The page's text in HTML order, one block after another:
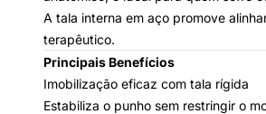
A tala interna em aço promove
terapêutico.
Principais Benefícios
Imobilização eficaz com tala rígida
Estabiliza o punho sem restringir o